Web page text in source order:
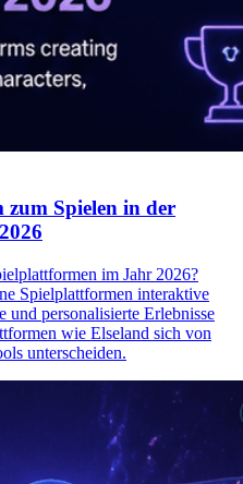
zum Spielen in der
im Jahr 2026?
Spielplattformen interaktive
und personalisierte Erlebnisse
wie Elseland sich von
unterscheiden.